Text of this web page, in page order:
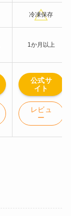
冷凍保存
1か月以上
公式サ
イト
レビュ
ー